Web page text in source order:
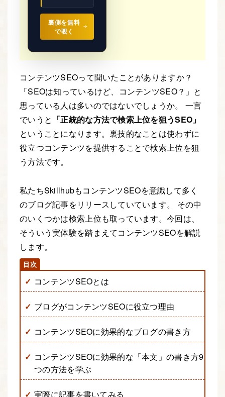
裏側を無料
で覗く
コンテンツSEOって聞いたことがありますか？
「SEOは知っているけど、コンテンツSEO？」と
思っている人は多いのではないでしょうか。 一言
でいうと 「正統的な方法で検索上位を狙うSEO」
ということになります。裏技的なことは使わずに
役立つコンテンツを提供することで検索上位を狙
う方法です。
私たちSkillhubもコンテンツSEOを意識して多く
のブログ記事をリリースしていています。 その中
のいくつかは検索上位も取っています。今回は、
そういう実体験を踏まえてコンテンツSEOを解説
します。
コンテンツSEOとは
ブログがコンテンツSEOに役立つ理由
コンテンツSEOに効果的なブログの書き方
コンテンツSEOに効果的な「本文」の書き方9
つの方法を学ぶ
実際に記事を書いてみる